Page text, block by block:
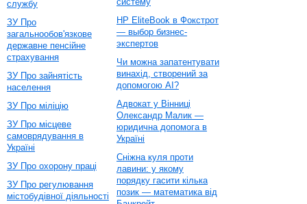
службу
ЗУ Про
загальнообов'язкове
державне пенсійне
страхування
ЗУ Про зайнятість
населення
ЗУ Про міліцію
ЗУ Про місцеве
самоврядування в
Україні
ЗУ Про охорону праці
ЗУ Про регулювання
містобудівної діяльності
HP EliteBook в Фокстрот
— выбор бизнес-
экспертов
Чи можна запатентувати
винахід, створений за
допомогою AI?
Адвокат у Вінниці
Олександр Малик —
юридична допомога в
Україні
Сніжна куля проти
лавини: у якому
порядку гасити кілька
позик — математика від